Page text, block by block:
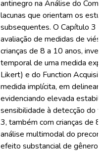
antinegro na Análise do
lacunas que orientam os
subsequentes. O Capítulo 3
avaliação de medidas de viés
crianças de 8 a 10 anos,
temporal de uma medida
Likert) e do Function
medida implícita, em
evidenciando elevada
sensibilidade à detecção do
3, também com crianças de 8
análise multimodal do
efeito substancial de gênero,